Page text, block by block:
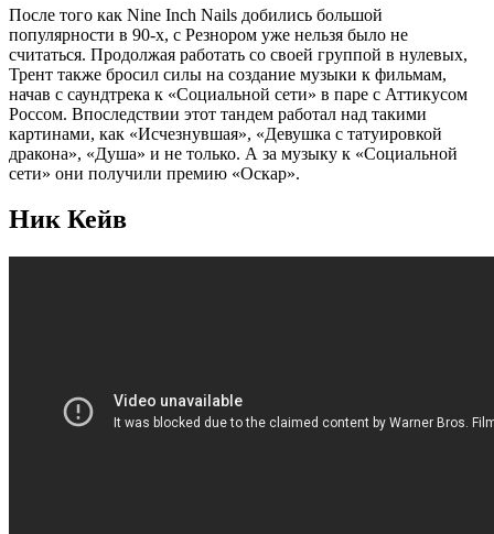
После того как Nine Inch Nails добились большой
популярности в 90-х, с Резнором уже нельзя было не
считаться. Продолжая работать со своей группой в нулевых,
Трент также бросил силы на создание музыки к фильмам,
начав с саундтрека к «Социальной сети» в паре с Аттикусом
Россом. Впоследствии этот тандем работал над такими
картинами, как «Исчезнувшая», «Девушка с татуировкой
дракона», «Душа» и не только. А за музыку к «Социальной
сети» они получили премию «Оскар».
Ник Кейв